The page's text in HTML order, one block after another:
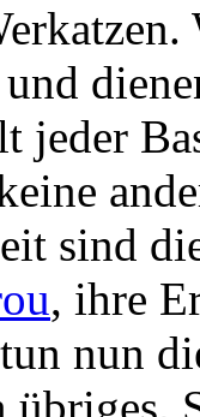
jeder
sind
, ihre
nun